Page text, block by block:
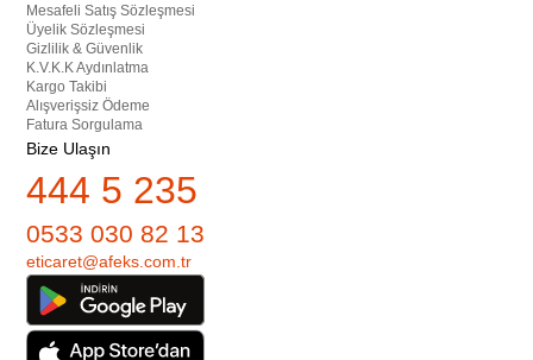
Mesafeli Satış Sözleşmesi
Üyelik Sözleşmesi
Gizlilik & Güvenlik
K.V.K.K Aydınlatma
Kargo Takibi
Alışverişsiz Ödeme
Fatura Sorgulama
Bize Ulaşın
444 5 235
0533 030 82 13
eticaret@afeks.com.tr